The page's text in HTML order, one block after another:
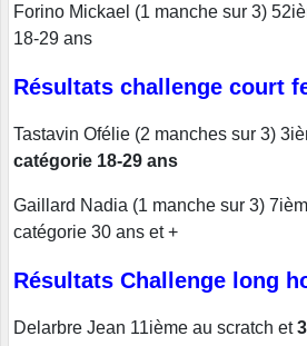
Forino Mickael (1 manche sur 3)
18-29 ans
Résultats challenge court
Tastavin Ofélie (2 manches sur 3)
catégorie 18-29 ans
Gaillard Nadia (1 manche sur 3)
catégorie 30 ans et +
Résultats Challenge long
Delarbre Jean 11ième au scratch et